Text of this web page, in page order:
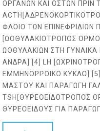
ΟΡΓΑΝΩΝ ΚΑΙ ΟΣΤΩΝ ΠΡΙΝ
ΦΛΟΙΟ ΤΩΝ ΕΠΙΝΕΦΡΙΔΙΩΝ
[ΩΟΘΥΛΑΚΙΟΤΡΟΠΟΣ
ΩΟΘΥΛΑΚΙΩΝ ΣΤΗ
ΑΝΔΡΑ] [4] LH
ΕΜΜΗΝΟΡΡΟΙΚΟ ΚΥΚΛΟ]
ΜΑΣΤΟΥ ΚΑΙ ΠΑΡΑΓΩΓΗ
TSH[ΘΥΡΕΟΕΙΔΟΤΡΟΠΟΣ
ΘΥΡΕΟΕΙΔΟΥΣ ΓΙΑ